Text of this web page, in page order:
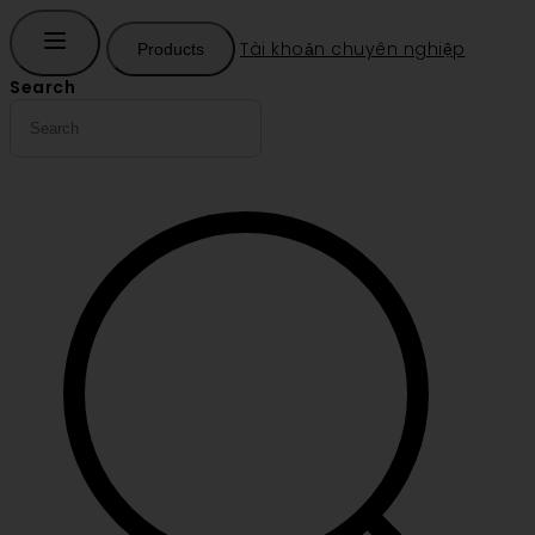
Products
Tài khoản chuyên nghiệp
Search